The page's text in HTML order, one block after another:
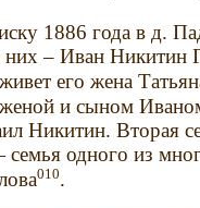
1886 года в д.
– Иван Никитин
его жена
и сыном
Никитин. Вторая
одного из
010.